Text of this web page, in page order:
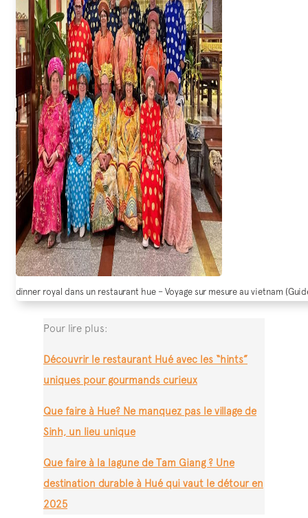
dinner royal dans un restaurant hue – Voyage sur mesure au vietnam
Pour lire plus:
Découvrir le restaurant Hué avec les “hints”
uniques pour gourmands curieux
Que faire à Hue? Ne manquez pas le village de
Sinh, un lieu unique
Que faire à la lagune de Tam Giang ? Une
destination durable à Hué qui vaut le détour en
2025